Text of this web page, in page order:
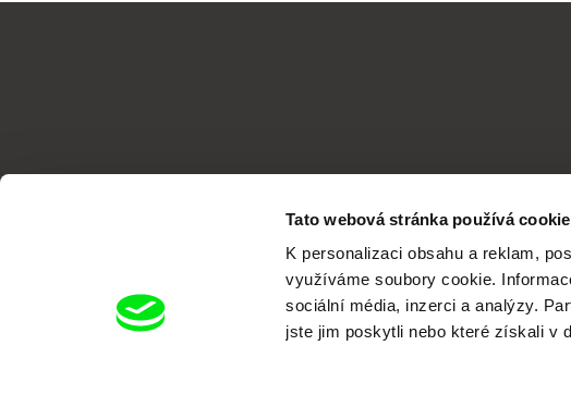
Tato webová stránka používá
K personalizaci obsahu a reklam,
využíváme soubory cookie.
sociální média, inzerci a analýzy.
jste jim poskytli nebo které získali v